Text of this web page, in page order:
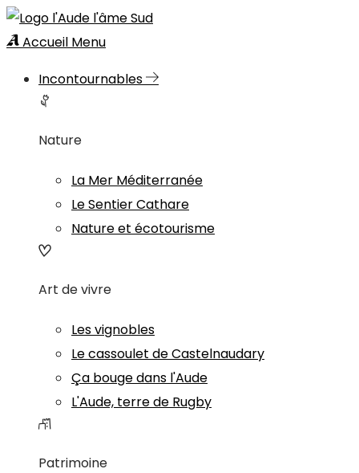
Accueil Menu
Incontournables
Nature
La Mer Méditerranée
Le Sentier Cathare
Nature et écotourisme
Art de vivre
Les vignobles
Le cassoulet de Castelnaudary
Ça bouge dans l'Aude
L'Aude, terre de Rugby
Patrimoine